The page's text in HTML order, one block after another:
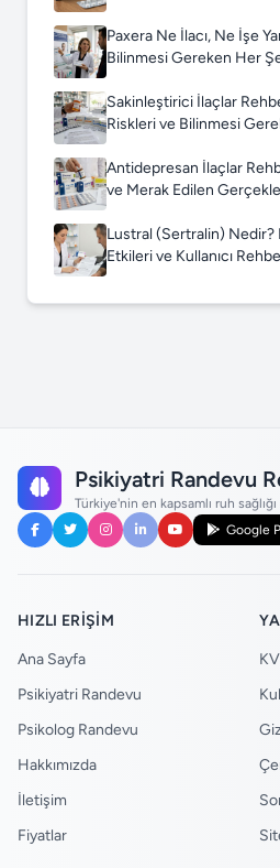
Paxera Ne İlacı, Ne İşe
Bilinmesi Gereken Her
Sakinleştirici İlaçlar
Riskleri ve Bilinmesi
Antidepresan İlaçlar
ve Merak Edilen
Lustral (Sertralin) Nedir?
Etkileri ve Kullanıcı
Psikiyatri Randevu
Türkiye'nin en kapsamlı ruh
Google
HIZLI ERIŞIM
Ana Sayfa
Psikiyatri Randevu
Psikolog Randevu
Hakkımızda
İletişim
Fiyatlar